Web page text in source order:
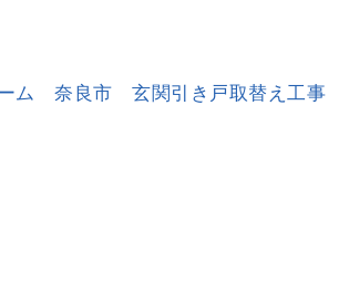
ーム 奈良市 玄関引き戸取替え工事